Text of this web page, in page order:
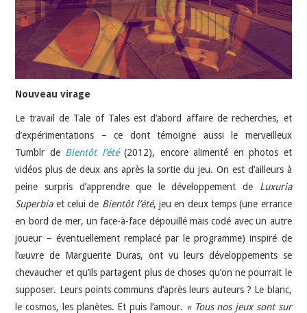
Nouveau virage
Le travail de Tale of Tales est d’abord affaire de recherches, et
d’expérimentations – ce dont témoigne aussi le merveilleux
Tumblr de Bientôt l’été(2012), encore alimenté en photos et
vidéos plus de deux ans après la sortie du jeu. On est d’ailleurs à
peine surpris d’apprendre que le développement de Luxuria
Superbiaet celui de Bientôt l’été, jeu en deux temps (une errance
en bord de mer, un face-à-face dépouillé mais codé avec un autre
joueur – éventuellement remplacé par le programme) inspiré de
l’œuvre de Marguerite Duras, ont vu leurs développements se
chevaucher et qu’ils partagent plus de choses qu’on ne pourrait le
supposer. Leurs points communs d’après leurs auteurs ? Le blanc,
le cosmos, les planètes. Et puis l’amour. « Tous nos jeux sont sur